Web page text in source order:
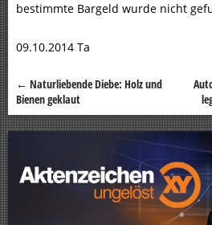
bestimmte Bargeld wurde nicht
09.10.2014 Ta
Beitragsnavigation
← Naturliebende Diebe: Holz und
Bienen geklaut